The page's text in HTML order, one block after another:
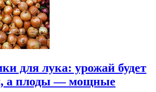
для лука: урожай будет
а плоды — мощные